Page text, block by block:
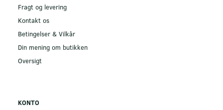
Fragt og levering
Kontakt os
Betingelser & Vilkår
Din mening om butikken
Oversigt
KONTO